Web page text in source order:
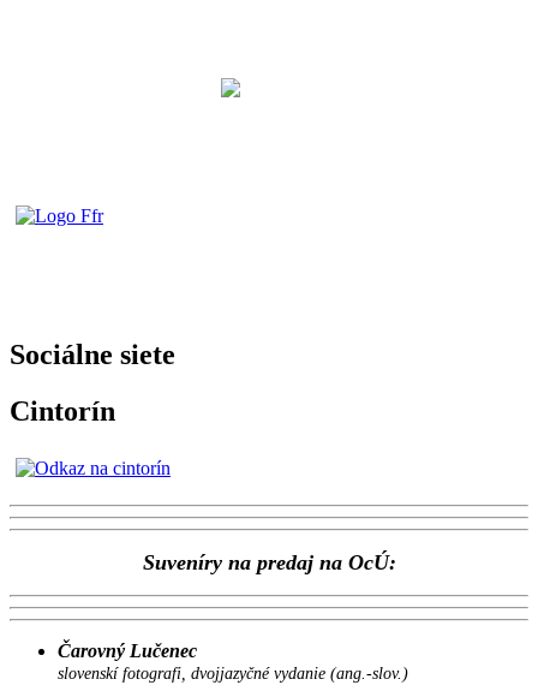
Sociálne siete
Cintorín
Suveníry na predaj na OcÚ:
Čarovný Lučenec
slovenskí fotografi, dvojjazyčné vydanie (ang.-slov.)